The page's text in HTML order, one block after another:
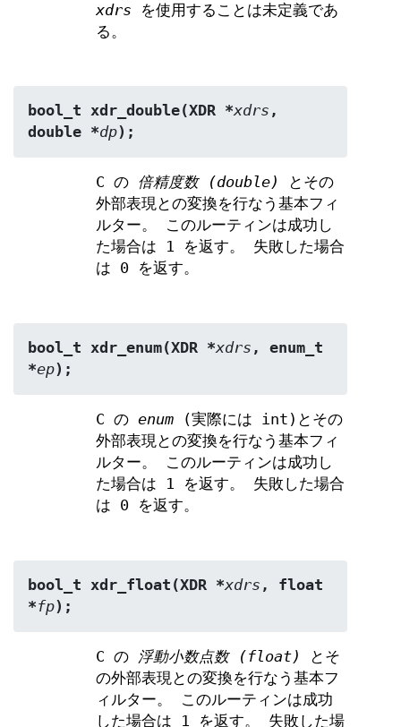
xdrs を使用することは未定義であ
る。
bool_t xdr_double(XDR *xdrs ,
double *dp);
C の 倍精度数 (double)
とその
外部表現との変換を行なう基本フィ
ルター。 このルーティンは成功し
た場合は 1 を返す。 失敗した場合
は 0 を返す。
bool_t xdr_enum(XDR *xdrs , enum_t
*ep);
C の enum(実際には int)とその
外部表現との変換を行なう基本フィ
ルター。 このルーティンは成功し
た場合は 1 を返す。 失敗した場合
は 0 を返す。
bool_t xdr_float(XDR *xdrs , float
*fp);
C の 浮動小数点数 (float)
とそ
の外部表現との変換を行なう基本フ
ィルター。 このルーティンは成功
した場合は 1 を返す。 失敗した場